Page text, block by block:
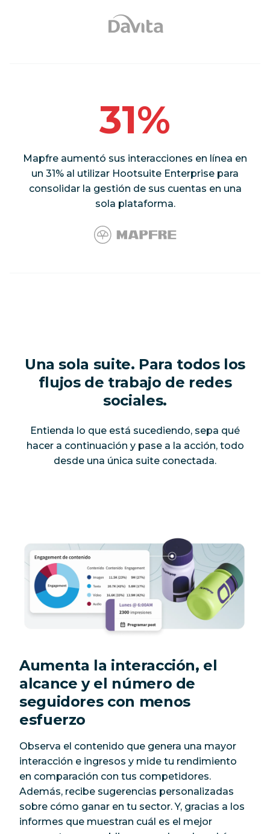
31%
Mapfre aumentó sus interacciones en línea en
un 31% al utilizar Hootsuite Enterprise para
consolidar la gestión de sus cuentas en una
sola plataforma.
Una sola suite. Para todos los
flujos de trabajo de redes
sociales.
Entienda lo que está sucediendo, sepa qué
hacer a continuación y pase a la acción, todo
desde una única suite conectada.
Aumenta la interacción, el
alcance y el número de
seguidores con menos
esfuerzo
Observa el contenido que genera una mayor
interacción e ingresos y mide tu rendimiento
en comparación con tus competidores.
Además, recibe sugerencias personalizadas
sobre cómo ganar en tu sector. Y, gracias a los
informes que muestran cuál es el mejor